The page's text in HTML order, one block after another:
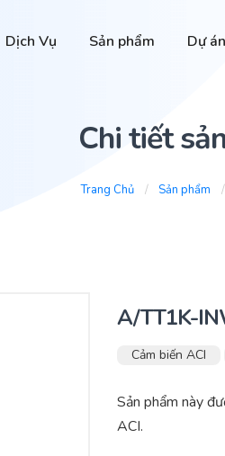
Dịch Vụ Sản phẩm Dự án
Chi tiết
Trang Chủ Sản phẩm
A/TT1K-
Cảm biến ACI
Sản phẩm này
ACI.